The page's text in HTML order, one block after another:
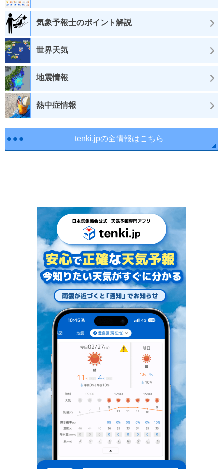
気象予報士のポイント解説
世界天気
地震情報
熱中症情報
tenki.jpの全情報はこちら